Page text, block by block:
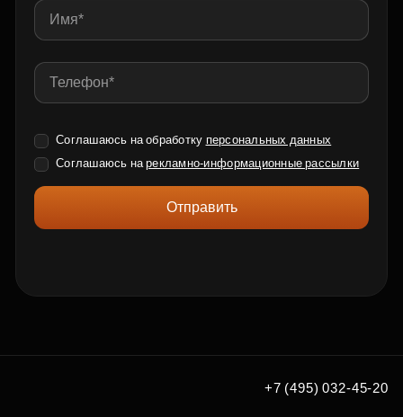
Соглашаюсь на обработку персональных данных
Соглашаюсь нарекламно-информационные рассылки
Отправить
+7 (495) 032-45-20